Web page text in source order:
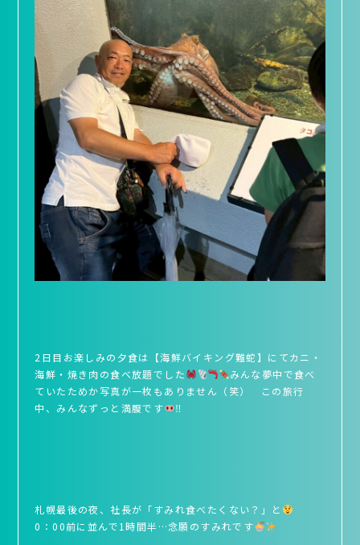
2日目お楽しみの夕食は【海鮮バイキング難蛇】にてカニ・
海鮮・焼き肉の食べ放題でした
みんな夢中で食べ
ていたためか写真が一枚もありません（笑） この旅行
中、みんなずっと満腹です
‼
札幌最後の夜、社長が「すみれ食べたくない？」と
0：00前に並んで1時間半…念願のすみれです